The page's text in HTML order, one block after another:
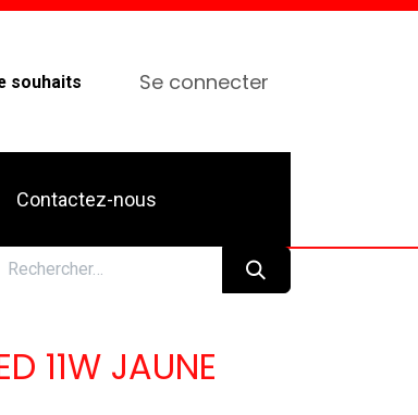
souhaits Se connecter
Contactez-nous
11W JAUNE